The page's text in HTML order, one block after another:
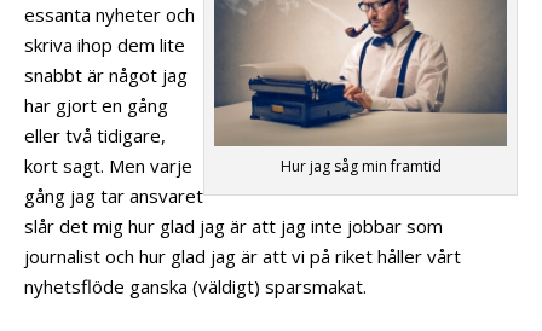
Hur jag såg min framtid
essanta nyheter och
skriva ihop dem lite
snabbt är något jag
har gjort en gång
eller två tidigare,
kort sagt. Men varje
gång jag tar ansvaret
slår det mig hur glad jag är att jag inte jobbar som
journalist och hur glad jag är att vi på riket håller vårt
nyhetsflöde ganska (väldigt) sparsmakat.